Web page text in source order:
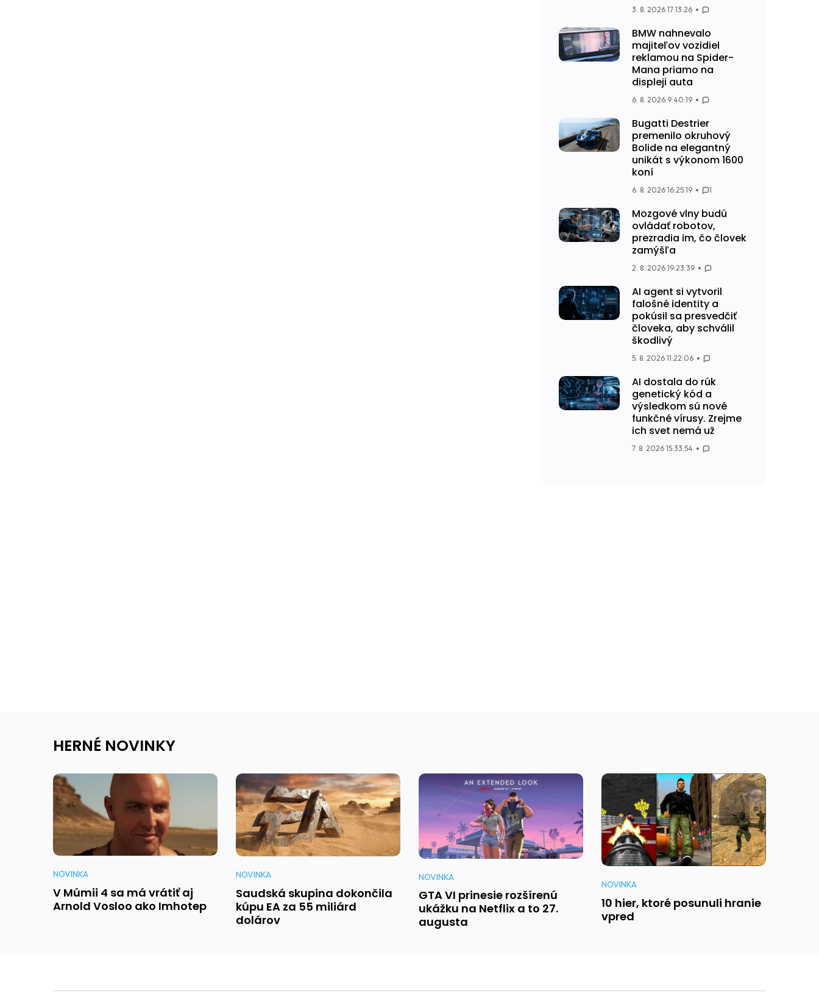
3. 8. 2026 17:13:26
BMW nahnevalo
majiteľov vozidiel
reklamou na Spider-
Mana priamo na
displeji auta
6. 8. 2026 9:40:19
Bugatti Destrier
premenilo okruhový
Bolide na elegantný
unikát s výkonom 1600
koní
6. 8. 2026 16:25:19 1
Mozgové vlny budú
ovládať robotov,
prezradia im, čo človek
zamýšľa
2. 8. 2026 19:23:39
AI agent si vytvoril
falošné identity a
pokúsil sa presvedčiť
človeka, aby schválil
škodlivý
5. 8. 2026 11:22:06
AI dostala do rúk
genetický kód a
výsledkom sú nové
funkčné vírusy. Zrejme
ich svet nemá už
7. 8. 2026 15:33:54
HERNÉ NOVINKY
NOVINKA
V Múmii 4 sa má vrátiť aj
Arnold Vosloo ako Imhotep
NOVINKA
Saudská skupina dokončila
kúpu EA za 55 miliárd
dolárov
NOVINKA
GTA VI prinesie rozšírenú
ukážku na Netflix a to 27.
augusta
NOVINKA
10 hier, ktoré posunuli hranie
vpred